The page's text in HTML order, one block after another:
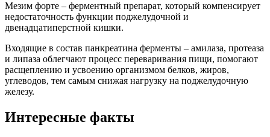
Мезим форте – ферментный препарат, который компенсирует
недостаточность функции поджелудочной и
двенадцатиперстной кишки.
Входящие в состав панкреатина ферменты – амилаза, протеаза
и липаза облегчают процесс переваривания пищи, помогают
расщеплению и усвоению организмом белков, жиров,
углеводов, тем самым снижая нагрузку на поджелудочную
железу.
Интересные факты